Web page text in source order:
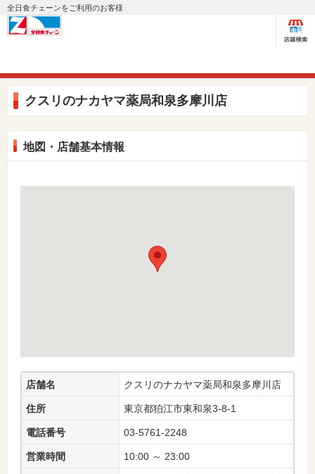
全日食チェーンをご利用のお客様
クスリのナカヤマ薬局和泉多摩川店
地図・店舗基本情報
店舗名 クスリのナカヤマ薬局和泉多摩川店
住所 東京都狛江市東和泉3-8-1
電話番号 03-5761-2248
営業時間 10:00 ～ 23:00